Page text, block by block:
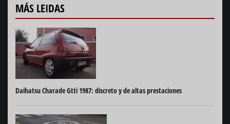
MÁS LEIDAS
Daihatsu Charade Gtti 1987: discreto y de altas prestaciones